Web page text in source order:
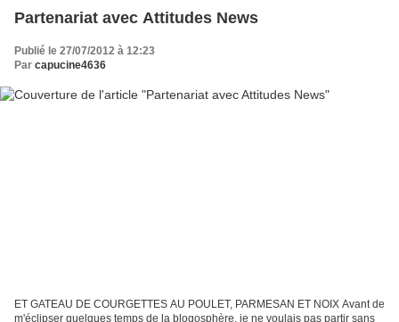
Partenariat avec Attitudes News
Publié le 27/07/2012 à 12:23
Par capucine4636
ET GATEAU DE COURGETTES AU POULET, PARMESAN ET NOIX Avant de
m'éclipser quelques temps de la blogosphère, je ne voulais pas partir sans